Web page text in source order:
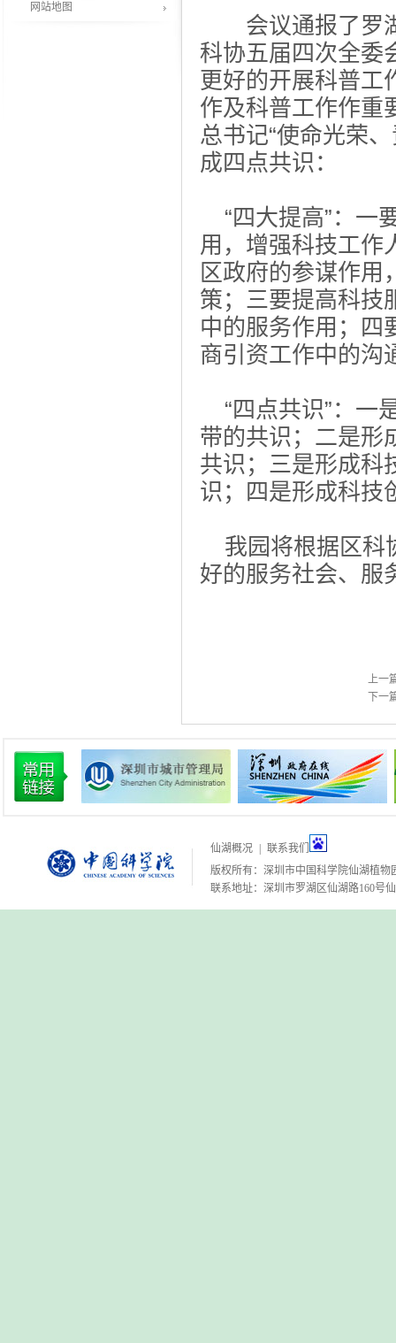
会议通报了罗湖
科协五届四次全委
更好的开展科普工
作及科普工作作重
总书记“使命光荣
成四点共识：
“四大提高”：一
用，增强科技工作
区政府的参谋作用
策；三要提高科技
中的服务作用；四
商引资工作中的沟
“四点共识”：一
带的共识；二是形
共识；三是形成科
识；四是形成科技
我园将根据区科
好的服务社会、服
上一
下
网站地图
仙湖概况
联系我们
版权所有：深圳市中国科学院仙湖植物
联系地址：深圳市罗湖区仙湖路160号仙